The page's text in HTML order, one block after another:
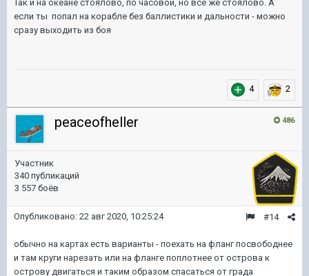
Так и на океане стоялово, по часовой, но все же стоялово. А
если ты попал на корабле без баллистики и дальности - можно
сразу выходить из боя
4 2
486
peaceofheller
Участник
340 публикаций
3 557 боёв
#14
Опубликовано: 22 авг 2020, 10:25:24
обычно на картах есть варианты - поехать на фланг посвободнее
и там круги нарезать или на фланге поплотнее от острова к
острову двигаться и таким образом спасаться от града